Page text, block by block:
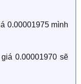
0.00001975 mình
0.00001970 sẽ